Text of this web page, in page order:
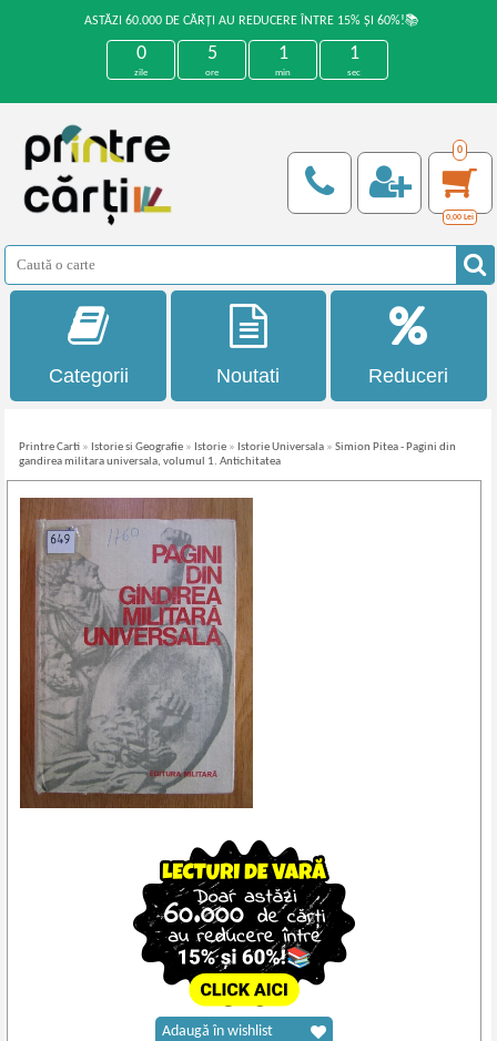
ASTĂZI 60.000 DE CĂRȚI AU REDUCERE ÎNTRE 15% ȘI 60%!📚
0
zile
5
ore
1
min
0
sec
0
0,00 Lei
Categorii Noutati Reduceri
Printre Carti » Istorie si Geografie » Istorie » Istorie Universala »Simion Pitea - Pagini din
gandirea militara universala, volumul 1. Antichitatea
Adaugă în wishlist